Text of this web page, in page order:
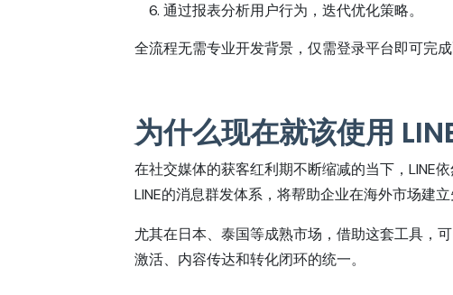
通过报表分析用户行为，迭代优化策略。
全流程无需专业开发背景，仅需登录平台即可完
为什么现在就该使用
在社交媒体的获客红利期不断缩减的当下，LINE
LINE的消息群发体系，将帮助企业在海外市场建立
尤其在日本、泰国等成熟市场，借助这套工具，
激活、内容传达和转化闭环的统一。